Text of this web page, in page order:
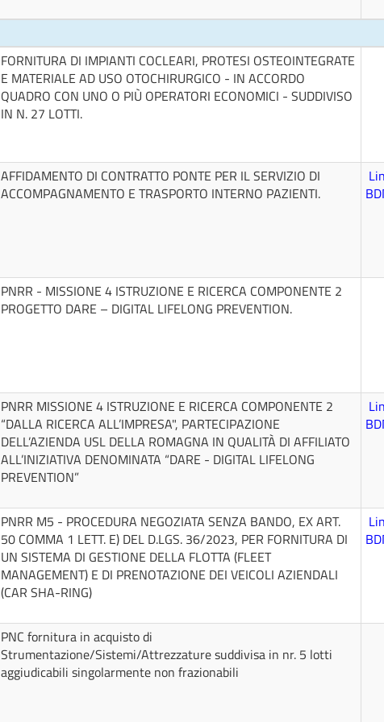
FORNITURA DI IMPIANTI COCLEARI, PROTESI OSTEOINTEGRATE
E MATERIALE AD USO OTOCHIRURGICO - IN ACCORDO
QUADRO CON UNO O PIÙ OPERATORI ECONOMICI - SUDDIVISO
IN N. 27 LOTTI.
AFFIDAMENTO DI CONTRATTO PONTE PER IL SERVIZIO DI
ACCOMPAGNAMENTO E TRASPORTO INTERNO PAZIENTI.
PNRR - MISSIONE 4 ISTRUZIONE E RICERCA COMPONENTE 2
PROGETTO DARE – DIGITAL LIFELONG PREVENTION.
PNRR MISSIONE 4 ISTRUZIONE E RICERCA COMPONENTE 2
“DALLA RICERCA ALL’IMPRESA", PARTECIPAZIONE
DELL’AZIENDA USL DELLA ROMAGNA IN QUALITÀ DI AFFILIATO
ALL’INIZIATIVA DENOMINATA “DARE - DIGITAL LIFELONG
PREVENTION”
PNRR M5 - PROCEDURA NEGOZIATA SENZA BANDO, EX ART.
50 COMMA 1 LETT. E) DEL D.LGS. 36/2023, PER FORNITURA DI
UN SISTEMA DI GESTIONE DELLA FLOTTA (FLEET
MANAGEMENT) E DI PRENOTAZIONE DEI VEICOLI AZIENDALI
(CAR SHA-RING)
PNC fornitura in acquisto di
Strumentazione/Sistemi/Attrezzature suddivisa in nr. 5 lotti
aggiudicabili singolarmente non frazionabili